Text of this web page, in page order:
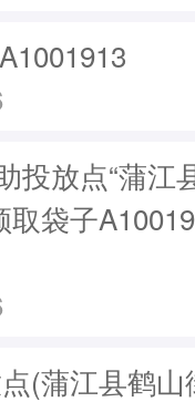
投放点“蒲江
取袋子
(蒲江县鹤